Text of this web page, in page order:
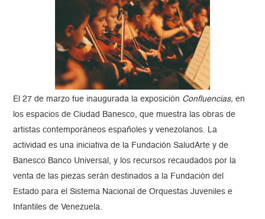
El 27 de marzo fue inaugurada la exposición Confluencias, en
los espacios de Ciudad Banesco, que muestra las obras de
artistas contemporáneos españoles y venezolanos. La
actividad es una iniciativa de la Fundación SaludArte y de
Banesco Banco Universal, y los recursos recaudados por la
venta de las piezas serán destinados a la Fundación del
Estado para el Sistema Nacional de Orquestas Juveniles e
Infantiles de Venezuela.